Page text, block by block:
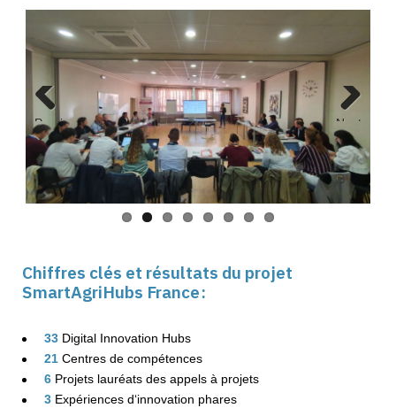
Previous Next
Chiffres clés et résultats du projet
SmartAgriHubs France :
33 Digital Innovation Hubs
21 Centres de compétences
6 Projets lauréats des appels à projets
3 Expériences d‘innovation phares